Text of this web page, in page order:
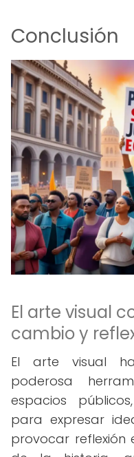
Conclusión
El arte visual
cambio y
El arte visual
poderosa
espacios
para expresar
provocar reflexión